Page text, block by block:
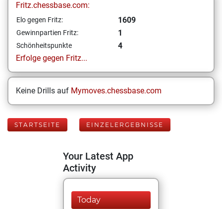
Fritz.chessbase.com:
Elo gegen Fritz: 1609
Gewinnpartien Fritz: 1
Schönheitspunkte
4
Erfolge gegen Fritz...
Keine Drills auf Mymoves.chessbase.com
STARTSEITE EINZELERGEBNISSE
Your Latest App
Activity
Today